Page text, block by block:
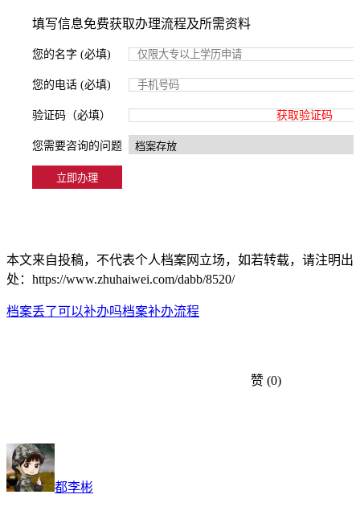
填写信息免费获取办理流程及所需资料
您的名字 (必填)
您的电话 (必填)
验证码（必填） 获取验证码
您需要咨询的问题
本文来自投稿，不代表个人档案网立场，如若转载，请注明出
处：https://www.zhuhaiwei.com/dabb/8520/
档案丢了可以补办吗档案补办流程
赞 (0)
都李彬